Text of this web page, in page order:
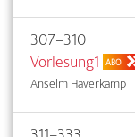
307–310
Vorlesung1 ABO
Anselm Haverkamp